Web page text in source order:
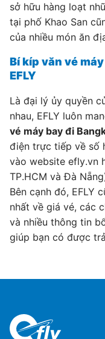
sở hữu hàng loạt
tại phố Khao San
của nhiều món ăn
Bí kíp văn vé
EFLY
Là đại lý ủy quyền
nhau, EFLY luôn
vé máy bay đi
điện trực tiếp về số
vào website efly.vn
TP.HCM và Đà
Bên cạnh đó, EFLY
nhất về giá vé, các
và nhiều thông tin
giúp bạn có được